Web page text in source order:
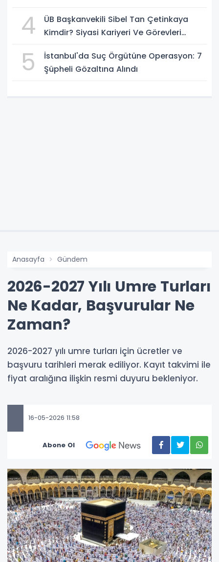
4
ÜB Başkanvekili Sibel Tan Çetinkaya
Kimdir? Siyasi Kariyeri Ve Görevleri
5
İstanbul'da Suç Örgütüne Operasyon: 7
Şüpheli Gözaltına Alındı
Anasayfa Gündem
2026-2027 Yılı Umre Turları
Ne Kadar, Başvurular Ne
Zaman?
2026-2027 yılı umre turları için ücretler ve
başvuru tarihleri merak ediliyor. Kayıt takvimi ile
fiyat aralığına ilişkin resmi duyuru bekleniyor.
16-05-2026 11:58
Abone Ol